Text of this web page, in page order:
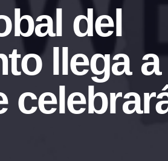
del
llega a